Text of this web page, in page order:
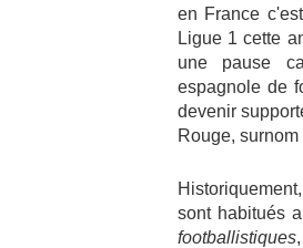
en France
Ligue 1 cette
une pause
espagnole de
devenir
Rouge,
sont habitués
footballistiques